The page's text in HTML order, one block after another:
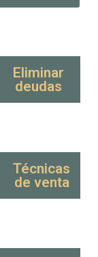
Eliminar
deudas
Técnicas
de venta